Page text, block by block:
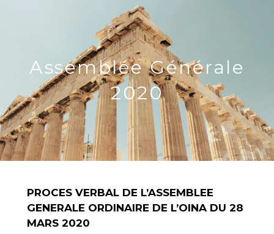
Assemblée Générale
2020
PROCES VERBAL DE L’ASSEMBLEE
GENERALE ORDINAIRE DE L’OINA DU 28
MARS 2020